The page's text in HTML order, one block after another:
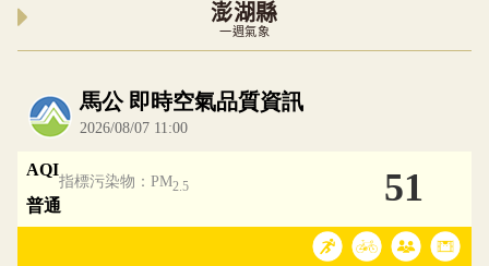
澎湖縣
一週氣象
內嵌空氣品質小工具為視覺預覽，完整即時空